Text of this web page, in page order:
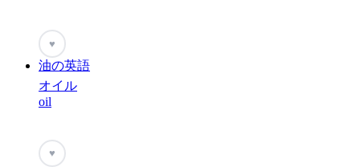
♥
油の英語
オイル
oil
♥